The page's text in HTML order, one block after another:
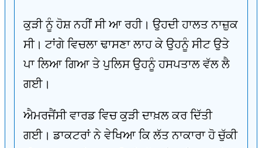
ਕੁੜੀ ਨੂੰ ਹੋਸ਼ ਨਹੀਂ ਸੀ ਆ ਰਹੀ। ਉਹਦੀ ਹਾਲਤ ਨਾਜ਼ੁਕ
ਸੀ। ਟਾਂਗੇ ਵਿਚਲਾ ਢਾਸਣਾ ਲਾਹ ਕੇ ਉਹਨੂੰ ਸੀਟ ਉਤੇ
ਪਾ ਲਿਆ ਗਿਆ ਤੇ ਪੁਲਿਸ ਉਹਨੂੰ ਹਸਪਤਾਲ ਵੱਲ ਲੈ
ਗਈ।
ਐਮਰਜੈਂਸੀ ਵਾਰਡ ਵਿਚ ਕੁੜੀ ਦਾਖ਼ਲ ਕਰ ਦਿੱਤੀ
ਗਈ। ਡਾਕਟਰਾਂ ਨੇ ਵੇਖਿਆ ਕਿ ਲੱਤ ਨਾਕਾਰਾ ਹੋ ਚੁੱਕੀ